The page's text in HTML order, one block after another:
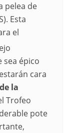
pelea de
Esta
el
sea épico
cara
la
Trofeo
pote